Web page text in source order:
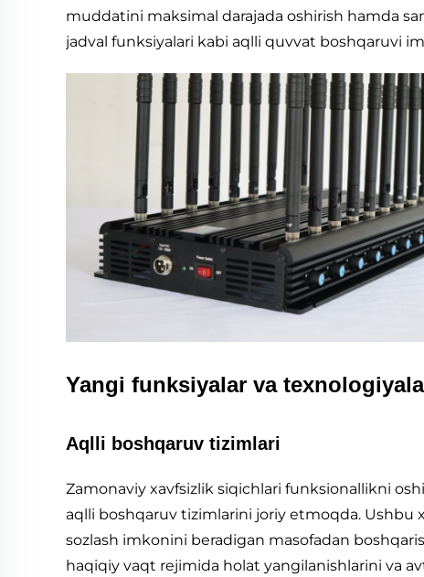
muddatini maksimal darajada oshirish hamda
jadval funksiyalari kabi aqlli quvvat boshqaruvi
Yangi funksiyalar va
Aqlli boshqaruv tizimlari
Zamonaviy xavfsizlik siqichlari funksionallikni
aqlli boshqaruv tizimlarini joriy etmoqda. Ushbu
sozlash imkonini beradigan masofadan
haqiqiy vaqt rejimida holat yangilanishlarini va